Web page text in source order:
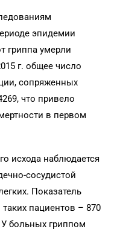
эпидемии
гриппа умерли
г. общее число
сопряженных
что привело
в первом
исхода наблюдается
сосудистой
Показатель
пациентов – 870
У больных гриппом